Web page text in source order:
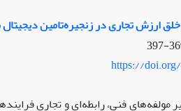
خلق ارزش تجاری در زنجیره‌تامین
https://
فنی، رابطه‌ای و تجاری